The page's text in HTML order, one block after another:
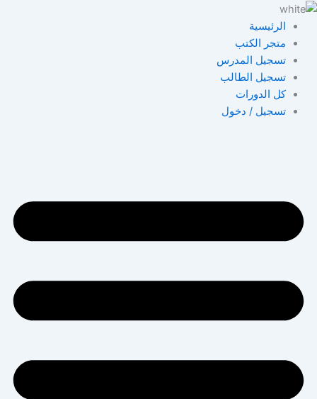
تخطي
المحتوى
الرئيسية
متجر الكتب
تسجيل المدرس
تسجيل الطالب
كل الدورات
تسجيل / دخول